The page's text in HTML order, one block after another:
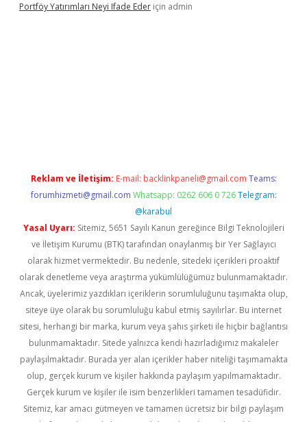
Portföy Yatırımları Neyi Ifade Eder için admin
Reklam ve İletişim: E-mail: backlinkpaneli@gmail.com Teams:
forumhizmeti@gmail.com Whatsapp: 0262 606 0 726 Telegram:
@karabul
Yasal Uyarı: Sitemiz, 5651 Sayılı Kanun gereğince Bilgi Teknolojileri
ve İletişim Kurumu (BTK) tarafından onaylanmış bir Yer Sağlayıcı
olarak hizmet vermektedir. Bu nedenle, sitedeki içerikleri proaktif
olarak denetleme veya araştırma yükümlülüğümüz bulunmamaktadır.
Ancak, üyelerimiz yazdıkları içeriklerin sorumluluğunu taşımakta olup,
siteye üye olarak bu sorumluluğu kabul etmiş sayılırlar. Bu internet
sitesi, herhangi bir marka, kurum veya şahıs şirketi ile hiçbir bağlantısı
bulunmamaktadır. Sitede yalnızca kendi hazırladığımız makaleler
paylaşılmaktadır. Burada yer alan içerikler haber niteliği taşımamakta
olup, gerçek kurum ve kişiler hakkında paylaşım yapılmamaktadır.
Gerçek kurum ve kişiler ile isim benzerlikleri tamamen tesadüfidir.
Sitemiz, kar amacı gütmeyen ve tamamen ücretsiz bir bilgi paylaşım